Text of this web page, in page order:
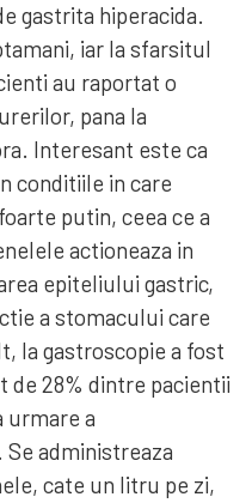
gastrita hiperacida.
iar la sfarsitul
au raportat o
pana la
Interesant este ca
conditiile in care
putin, ceea ce a
actioneaza in
epiteliului gastric,
a stomacului care
la gastroscopie a fost
de 28% dintre pacientii
urmare a
administreaza
cate un litru pe zi,